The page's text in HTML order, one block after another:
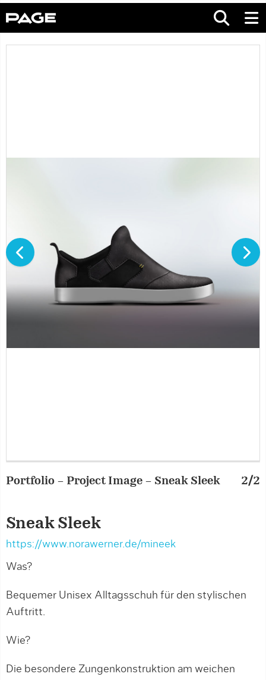
Portfolio – Project Image – Sneak Sleek 2/2
Sneak Sleek
https://www.norawerner.de/mineek
Was?
Bequemer Unisex Alltagsschuh für den stylischen
Auftritt.
Wie?
Die besondere Zungenkonstruktion am weichen